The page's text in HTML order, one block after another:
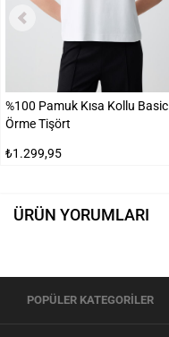
%100 Pamuk Kısa Kollu Basic
Örme Tişört
₺1.299,95
ÜRÜN YORUMLARI
POPÜLER KATEGORİLER